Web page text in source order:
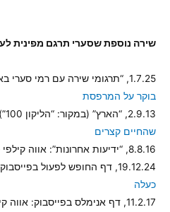
שירה נוספת שסערי תרגם מפינית
1.7.25, “תרגומי שירה עם רמי סערי באתר של נילי דגן”: אאורה נורמי –
בוקר על המרפסת
2.9.13, “הארץ” (במקור: “הליקון 100”): אווה קילפי –
שהחיים קצרים
8.8.16, “ידיעות אחרונות”: אווה קילפי –
19.12.24, דף החופש לפעול בפייסבוק: אווה קילפי –
כעלה
11.2.17, דף אנימלס בפייסבוק: אווה קילפי –